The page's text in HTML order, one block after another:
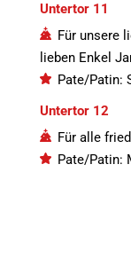
Untertor 11
Für unsere
lieben Enkel
Pate/Patin:
Untertor 12
Für alle
Pate/Patin: